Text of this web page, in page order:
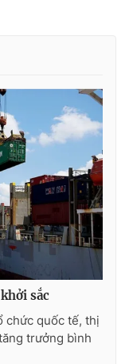
có sự chấp
phát hành lại
sắc
chức quốc tế, thị
trưởng bình